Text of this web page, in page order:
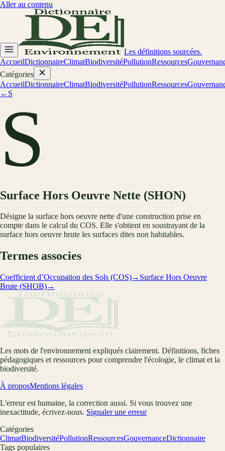
Aller au contenu
Les définitions sourcées.
AccueilDictionnaireClimatBiodiversitéPollutionRessources
Catégories
AccueilDictionnaireClimatBiodiversitéPollutionRessources
← S
S
Surface Hors Oeuvre Nette (SHON)
Désigne la surface hors oeuvre nette d'une construction prise en
compte dans le calcul du COS. Elle s'obtient en soustrayant de la
surface hors oeuvre brute les surfaces dites non habitables.
Termes associes
Coefficient d’Occupation des Sols (COS)→ Surface Hors Oeuvre
Brute (SHOB)→
Les mots de l'environnement expliqués clairement. Définitions, fiches
pédagogiques et ressources pour comprendre l'écologie, le climat et la
biodiversité.
À proposMentions légales
L'erreur est humaine, la correction aussi. Si vous trouvez une
inexactitude, écrivez-nous. Signaler une erreur
Catégories
ClimatBiodiversitéPollutionRessourcesGouvernanceDictionnaire
Tags populaires